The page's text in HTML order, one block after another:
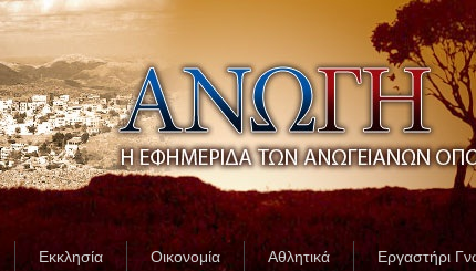
Εκκλησία Οικονομία Αθλητικά Εργαστήρι